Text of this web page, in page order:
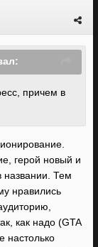
причем в
герой новый и
названии. Тем
нравились
как надо (GTA
настолько